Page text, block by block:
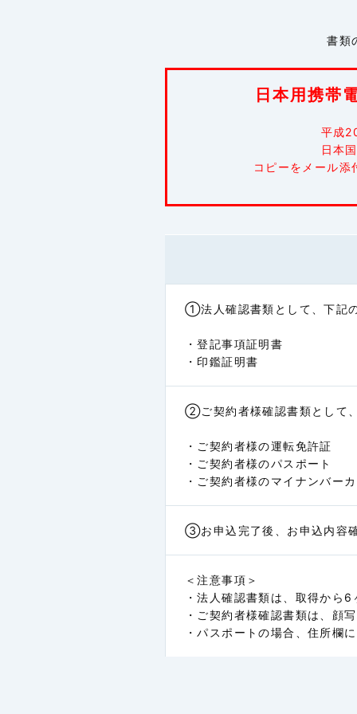
シンガポール
マカオ
マレーシア
ミャンマー
中国
台湾
韓国
香港
書類
日本用携帯
平成
日本
コピーをメール添
①法人確認書類として、下記
・登記事項証明書
・印鑑証明書
②ご契約者様確認書類として
・ご契約者様の運転免許証
・ご契約者様のパスポート
・ご契約者様のマイナンバー
③お申込完了後、お申込内容
＜注意事項＞
・法人確認書類は、取得から6
・ご契約者様確認書類は、顔
・パスポートの場合、住所欄